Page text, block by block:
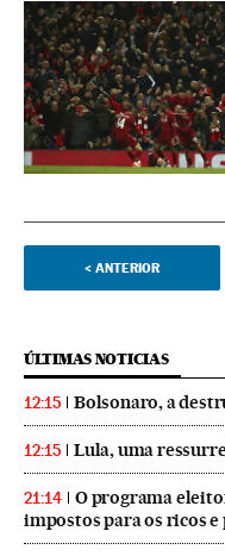
< ANTERIOR
ÚLTIMAS NOTICIAS
12:15 Bolsonaro, a
12:15 Lula, uma
21:14
O programa
impostos para os ricos